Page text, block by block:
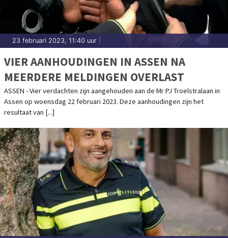
23 februari 2023, 11:40 uur
VIER AANHOUDINGEN IN ASSEN NA
MEERDERE MELDINGEN OVERLAST
ASSEN - Vier verdachten zijn aangehouden aan de Mr PJ Troelstralaan in
Assen op woensdag 22 februari 2023. Deze aanhoudingen zijn het
resultaat van [...]